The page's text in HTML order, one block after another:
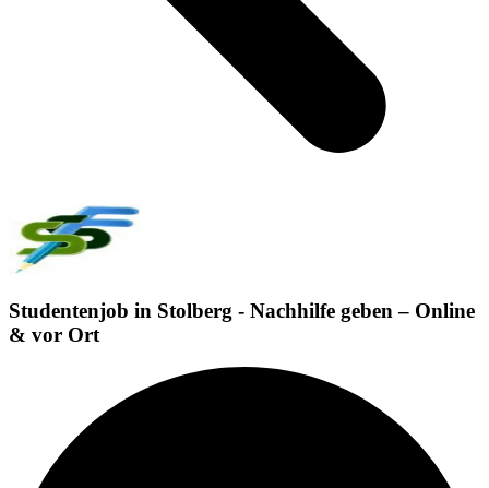
Studentenjob in Stolberg - Nachhilfe geben – Online
& vor Ort